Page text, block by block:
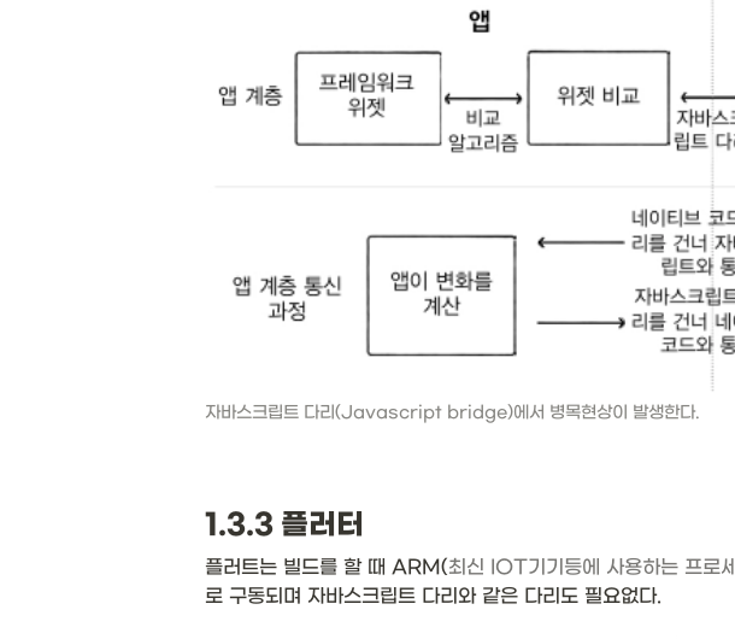
자바스크립트 다리(Javascript bridge)에서 병목현상이 발생한다.
1.3.3 플러터
플러트는 빌드를 할 때 ARM(최신 IOT기기등에 사용하는 프로
로 구동되며 자바스크립트 다리와 같은 다리도 필요없다.